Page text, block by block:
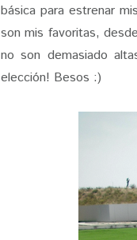
básica para estrenar mis
son mis favoritas,
no son demasiado
elección! Besos :)